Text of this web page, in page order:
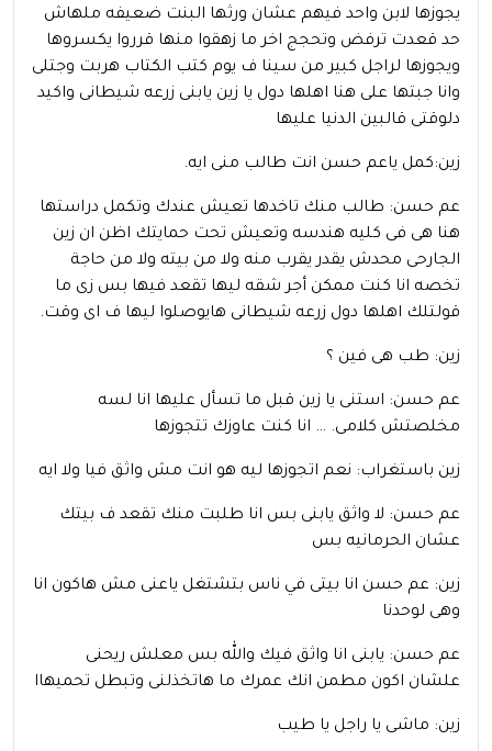
يجوزها لابن واحد فيهم عشان ورثها البنت ضعيفه ملهاش
حد قعدت ترفض وتحجج اخر ما زهقوا منها قرروا يكسروها
ويجوزها لراجل كبير من سينا ف يوم كتب الكتاب هربت وجتلى
وانا جبتها على هنا اهلها دول يا زين يابنى زرعه شيطانى واكيد
دلوقتى قالبين الدنيا عليها
زين:كمل ياعم حسن انت طالب منى ايه.
عم حسن: طالب منك تاخدها تعيش عندك وتكمل دراستها
هنا هى فى كليه هندسه وتعيش تحت حمايتك اظن ان زين
الجارحى محدش يقدر يقرب منه ولا من بيته ولا من حاجة
تخصه انا كنت ممكن أجر شقه ليها تقعد فيها بس زى ما
قولتلك اهلها دول زرعه شيطانى هايوصلوا ليها ف اى وقت.
زين: طب هى فين ؟
عم حسن: استنى يا زين قبل ما تسأل عليها انا لسه
مخلصتش كلامى. … انا كنت عاوزك تتجوزها
زين باستغراب: نعم اتجوزها ليه هو انت مش واثق فيا ولا ايه
عم حسن: لا واثق يابنى بس انا طلبت منك تقعد ف بيتك
عشان الحرمانيه بس
زين: عم حسن انا بيتى في ناس بتشتغل ياعنى مش هاكون انا
وهى لوحدنا
عم حسن: يابنى انا واثق فيك والله بس معلش ريحنى
علشان اكون مطمن انك عمرك ما هاتخذلنى وتبطل تحميهاا
زين: ماشى يا راجل يا طيب